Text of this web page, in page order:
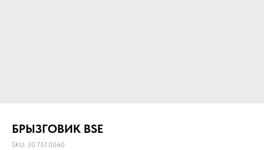
БРЫЗГОВИК BSE
SKU: 30.751.0060